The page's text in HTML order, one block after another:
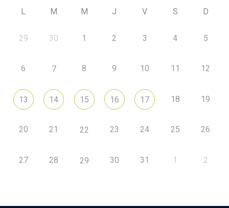
L M M J V S D
29 30 1 2 3 4 5
6 7 8 9 10 11 12
13 14 15 16 17 18 19
20 21 22 23 24 25 26
27 28 29 30 31 1 2